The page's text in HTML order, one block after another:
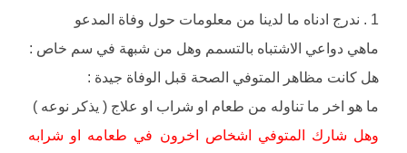
1 . ندرج ادناه ما لدينا من معلومات حول وفاة المدعو
ماهي دواعي الاشتباه بالتسمم وهل من شبهة في سم خاص :
هل كانت مظاهر المتوفي الصحة قبل الوفاة جيدة :
ما هو اخر ما تناوله من طعام او شراب او علاج ( يذكر نوعه )
وهل شارك المتوفي اشخاص اخرون في طعامه او شرابه